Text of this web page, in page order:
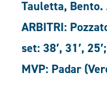
Tauletta,
ARBITRI:
set: 38′, 31′,
MVP: Padar